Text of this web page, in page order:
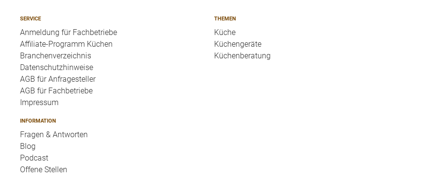
SERVICE
Anmeldung für Fachbetriebe
Affiliate-Programm Küchen
Branchenverzeichnis
Datenschutzhinweise
AGB für Anfragesteller
AGB für Fachbetriebe
Impressum
INFORMATION
Fragen & Antworten
Blog
Podcast
Offene Stellen
THEMEN
Küche
Küchengeräte
Küchenberatung